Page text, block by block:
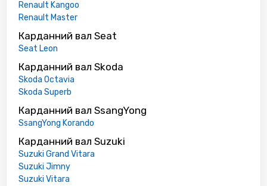
Renault Kangoo
Renault Master
Карданний вал Seat
Seat Leon
Карданний вал Skoda
Skoda Octavia
Skoda Superb
Карданний вал SsangYong
SsangYong Korando
Карданний вал Suzuki
Suzuki Grand Vitara
Suzuki Jimny
Suzuki Vitara